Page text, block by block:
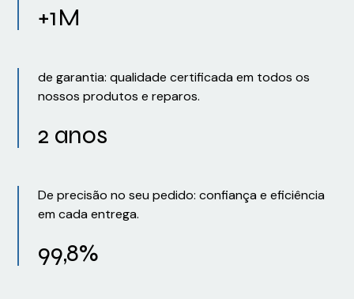
+1M
de garantia: qualidade certificada em todos os
nossos produtos e reparos.
2 anos
De precisão no seu pedido: confiança e eficiência
em cada entrega.
99,8%